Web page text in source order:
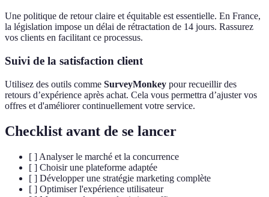
Une politique de retour claire et équitable est essentielle. En France,
la législation impose un délai de rétractation de 14 jours. Rassurez
vos clients en facilitant ce processus.
Suivi de la satisfaction client
Utilisez des outils comme SurveyMonkey pour recueillir des
retours d’expérience après achat. Cela vous permettra d’ajuster vos
offres et d'améliorer continuellement votre service.
Checklist avant de se lancer
[ ] Analyser le marché et la concurrence
[ ] Choisir une plateforme adaptée
[ ] Développer une stratégie marketing complète
[ ] Optimiser l'expérience utilisateur